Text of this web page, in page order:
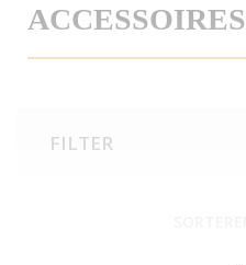
ACCESSOIRES
FILTER